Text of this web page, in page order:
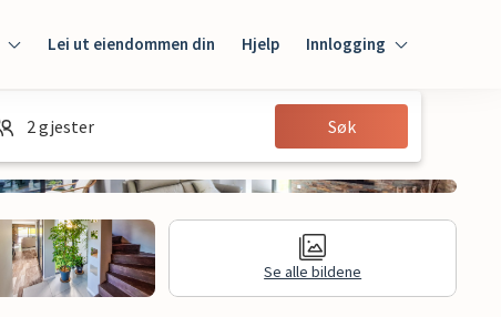
Lei ut eiendommen din Hjelp Innlogging
Innlogging
Gjest
2 gjester Søk
Se alle bildene